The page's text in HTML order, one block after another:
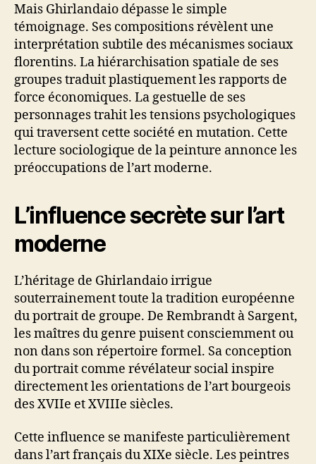
Mais Ghirlandaio dépasse le simple
témoignage. Ses compositions révèlent une
interprétation subtile des mécanismes sociaux
florentins. La hiérarchisation spatiale de ses
groupes traduit plastiquement les rapports de
force économiques. La gestuelle de ses
personnages trahit les tensions psychologiques
qui traversent cette société en mutation. Cette
lecture sociologique de la peinture annonce les
préoccupations de l’art moderne.
L’influence secrète sur l’art
moderne
L’héritage de Ghirlandaio irrigue
souterrainement toute la tradition européenne
du portrait de groupe. De Rembrandt à Sargent,
les maîtres du genre puisent consciemment ou
non dans son répertoire formel. Sa conception
du portrait comme révélateur social inspire
directement les orientations de l’art bourgeois
des XVIIe et XVIIIe siècles.
Cette influence se manifeste particulièrement
dans l’art français du XIXe siècle. Les peintres